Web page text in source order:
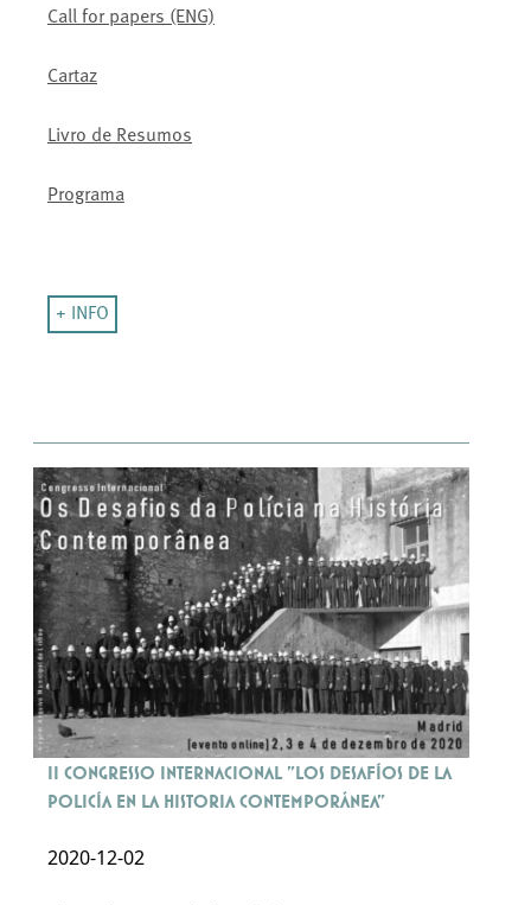
Call for papers (ENG)
Cartaz
Livro de Resumos
Programa
+ INFO
II Congresso Internacional "Los Desafíos de la
Policía en la Historia Contemporánea"
2020-12-02